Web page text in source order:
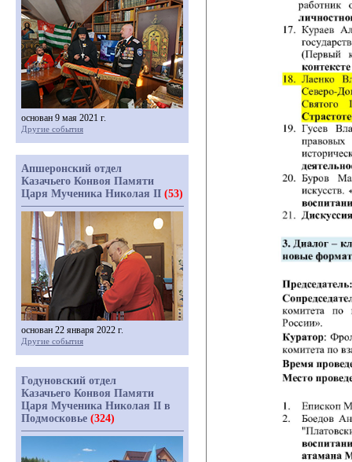
основан 9 мая 2021 г.
Другие события
Апшеронский отдел
Казачьего Конвоя Памяти
Царя Мученика Николая II (53)
основан 22 января 2022 г.
Другие события
Годуновский отдел
Казачьего Конвоя Памяти
Царя Мученика Николая II в
Подмосковье (324)